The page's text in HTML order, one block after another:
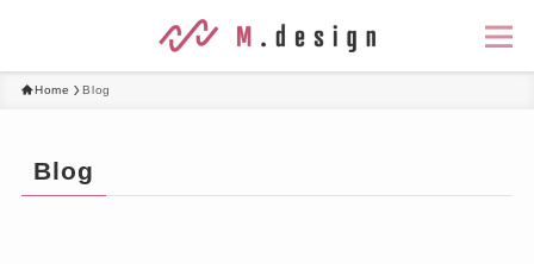
Home Blog
Blog